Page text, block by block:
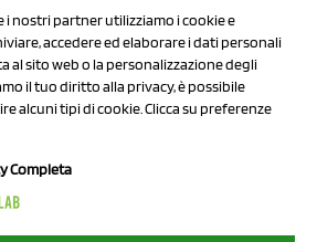
Privacy Policy
Cookie Policy
Chi Siamo
srl - All rights reserved
i nostri partner utilizziamo i cookie e
accedere ed elaborare i dati personali
al sito web o la personalizzazione degli
il tuo diritto alla privacy, è possibile
alcuni tipi di cookie. Clicca su preferenze
Completa